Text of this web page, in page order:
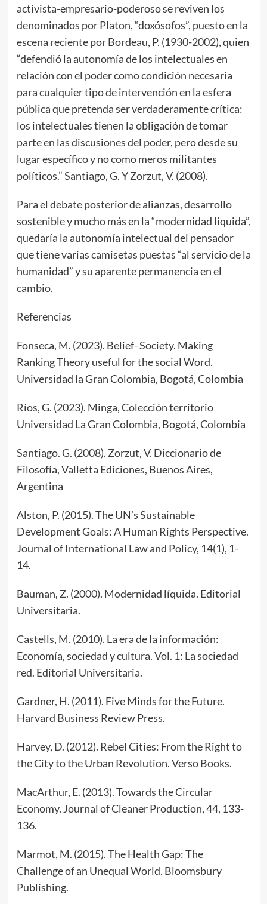
activista-empresario-poderoso se reviven los
denominados por Platon, “doxósofos”, puesto en la
escena reciente por Bordeau, P. (1930-2002), quien
“defendió la autonomía de los intelectuales en
relación con el poder como condición necesaria
para cualquier tipo de intervención en la esfera
pública que pretenda ser verdaderamente crítica:
los intelectuales tienen la obligación de tomar
parte en las discusiones del poder, pero desde su
lugar específico y no como meros militantes
políticos.” Santiago, G. Y Zorzut, V. (2008).
Para el debate posterior de alianzas, desarrollo
sostenible y mucho más en la “modernidad liquida”,
quedaría la autonomía intelectual del pensador
que tiene varias camisetas puestas “al servicio de la
humanidad” y su aparente permanencia en el
cambio.
Referencias
Fonseca, M. (2023). Belief- Society. Making
Ranking Theory useful for the social Word.
Universidad la Gran Colombia, Bogotá, Colombia
Ríos, G. (2023). Minga, Colección territorio
Universidad La Gran Colombia, Bogotá, Colombia
Santiago. G. (2008). Zorzut, V. Diccionario de
Filosofía, Valletta Ediciones, Buenos Aires,
Argentina
Alston, P. (2015). The UN’s Sustainable
Development Goals: A Human Rights Perspective.
Journal of International Law and Policy, 14(1), 1-
14.
Bauman, Z. (2000). Modernidad líquida. Editorial
Universitaria.
Castells, M. (2010). La era de la información:
Economía, sociedad y cultura. Vol. 1: La sociedad
red. Editorial Universitaria.
Gardner, H. (2011). Five Minds for the Future.
Harvard Business Review Press.
Harvey, D. (2012). Rebel Cities: From the Right to
the City to the Urban Revolution. Verso Books.
MacArthur, E. (2013). Towards the Circular
Economy. Journal of Cleaner Production, 44, 133-
136.
Marmot, M. (2015). The Health Gap: The
Challenge of an Unequal World. Bloomsbury
Publishing.